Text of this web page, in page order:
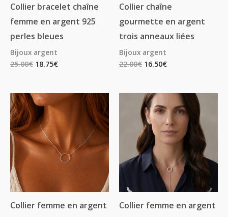
Collier bracelet chaîne
femme en argent 925
perles bleues
Bijoux argent
25.00€ 18.75€
Collier chaîne
gourmette en argent
trois anneaux liées
Bijoux argent
22.00€ 16.50€
Collier femme en argent
Plage
15.00€
à
39.00€
Plage
11.25€
à
29.25€
Collier femme en argent